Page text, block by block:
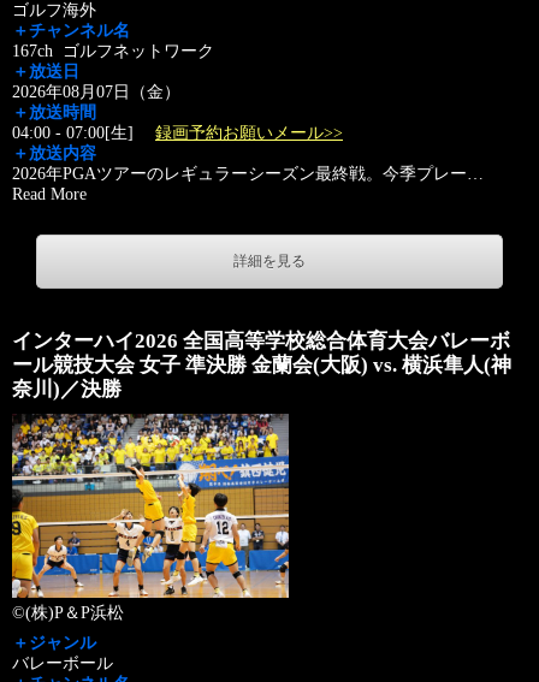
ゴルフ海外
＋チャンネル名
167ch ゴルフネットワーク
＋放送日
2026年08月07日（金）
＋放送時間
04:00 - 07:00[生] 録画予約お願いメール>>
＋放送内容
2026年PGAツアーのレギュラーシーズン最終戦。今季プレー…
Read More
詳細を見る
インターハイ2026 全国高等学校総合体育大会バレーボ
ール競技大会 女子 準決勝 金蘭会(大阪) vs. 横浜隼人(神
奈川)／決勝
©(株)P＆P浜松
＋ジャンル
バレーボール